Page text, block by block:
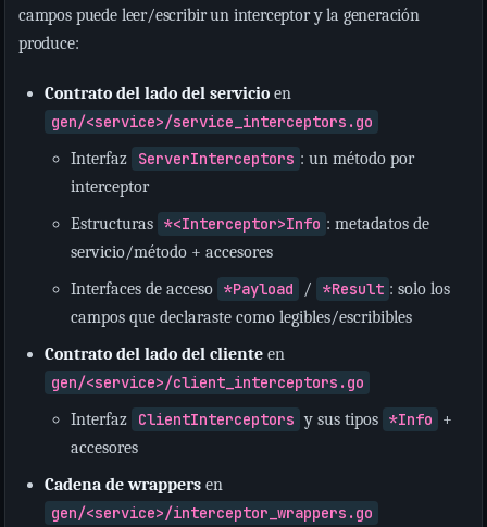
campos puede leer/escribir un interceptor y la generación
produce:
Contrato del lado del servicio en
gen/<service>/service_interceptors.go
Interfaz
ServerInterceptors : un método por
interceptor
Estructuras *<Interceptor>Info : metadatos de
servicio/método + accesores
Interfaces de acceso *Payload / *Result : solo los
campos que declaraste como legibles/escribibles
Contrato del lado del cliente en
gen/<service>/client_interceptors.go
Interfaz
ClientInterceptors y sus tipos *Info
+
accesores
Cadena de wrappers en
gen/<service>/interceptor_wrappers.go